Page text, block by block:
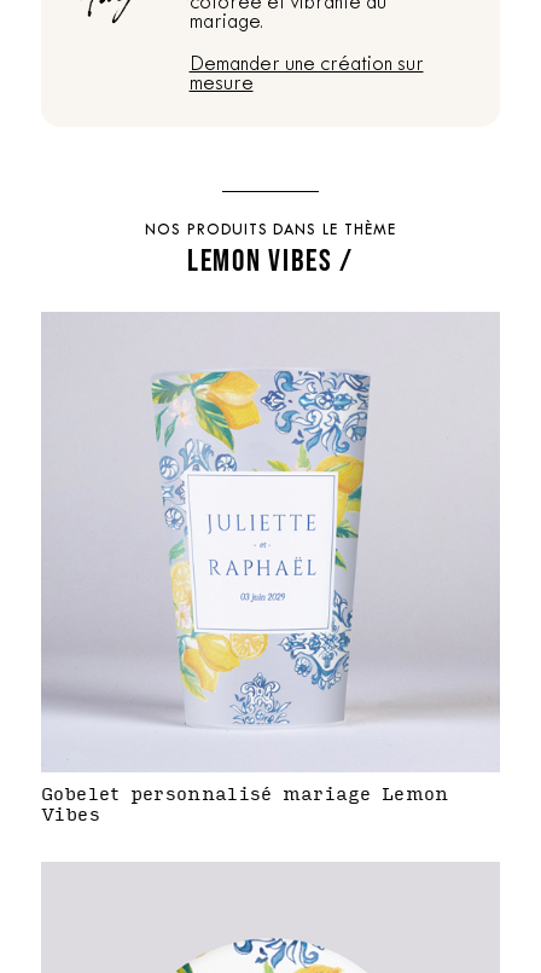
mariage.
Demander une création sur
mesure
NOS PRODUITS DANS LE THÈME
LEMON VIBES /
Gobelet personnalisé mariage Lemon
Vibes